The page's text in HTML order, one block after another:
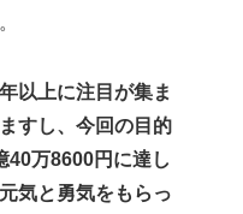
以上に注目が集ま
すし、今回の目的
40万8600円に達し
気と勇気をもらっ